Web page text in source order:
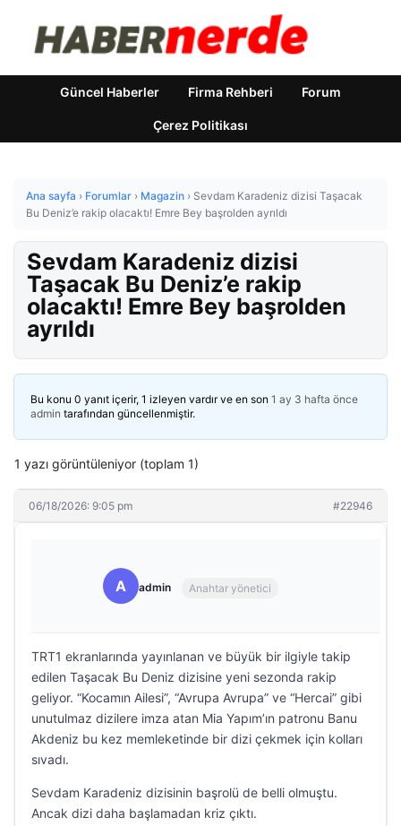
Güncel Haberler Firma Rehberi Forum
Çerez Politikası
Ana sayfa › Forumlar › Magazin › Sevdam Karadeniz dizisi Taşacak
Bu Deniz’e rakip olacaktı! Emre Bey başrolden ayrıldı
Sevdam Karadeniz dizisi
Taşacak Bu Deniz’e rakip
olacaktı! Emre Bey başrolden
ayrıldı
Bu konu 0 yanıt içerir, 1 izleyen vardır ve en son 1 ay 3 hafta önce
admin tarafından güncellenmiştir.
1 yazı görüntüleniyor (toplam 1)
06/18/2026: 9:05 pm #22946
A admin Anahtar yönetici
TRT1 ekranlarında yayınlanan ve büyük bir ilgiyle takip
edilen Taşacak Bu Deniz dizisine yeni sezonda rakip
geliyor. “Kocamın Ailesi”, “Avrupa Avrupa” ve “Hercai” gibi
unutulmaz dizilere imza atan Mia Yapım’ın patronu Banu
Akdeniz bu kez memleketinde bir dizi çekmek için kolları
sıvadı.
Sevdam Karadeniz dizisinin başrolü de belli olmuştu.
Ancak dizi daha başlamadan kriz çıktı.